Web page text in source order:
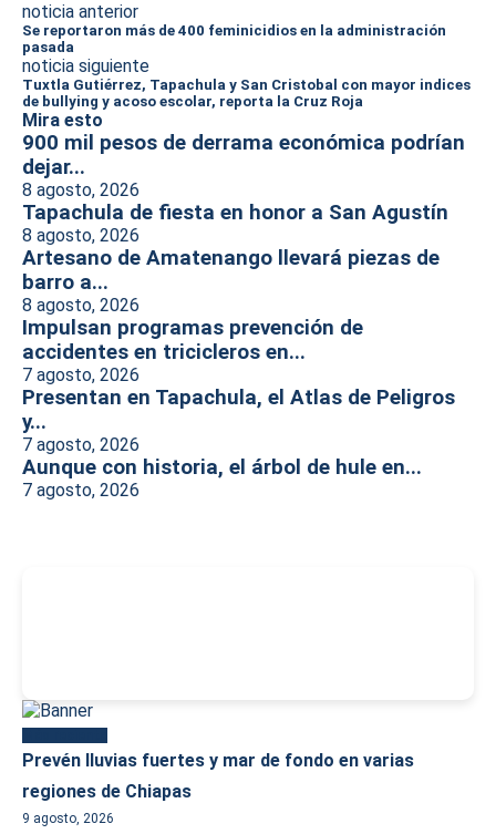
noticia anterior
Se reportaron más de 400 feminicidios en la administración
pasada
noticia siguiente
Tuxtla Gutiérrez, Tapachula y San Cristobal con mayor indices
de bullying y acoso escolar, reporta la Cruz Roja
Mira esto
900 mil pesos de derrama económica podrían
dejar...
8 agosto, 2026
Tapachula de fiesta en honor a San Agustín
8 agosto, 2026
Artesano de Amatenango llevará piezas de
barro a...
8 agosto, 2026
Impulsan programas prevención de
accidentes en tricicleros en...
7 agosto, 2026
Presentan en Tapachula, el Atlas de Peligros
y...
7 agosto, 2026
Aunque con historia, el árbol de hule en...
7 agosto, 2026
Prevén lluvias fuertes y mar de fondo en varias
regiones de Chiapas
9 agosto, 2026